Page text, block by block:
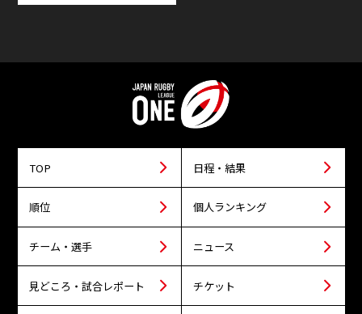
TOP 日程・結果
順位 個人ランキング
チーム・選手 ニュース
見どころ・試合レポート チケット